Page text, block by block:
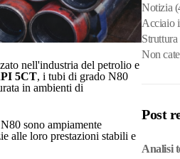
nell'industria del petrolio e
5CT, i tubi di grado N80
in ambienti di
sono ampiamente
alle loro prestazioni stabili e
Notizia
Acciaio
Non
Post
Analisi